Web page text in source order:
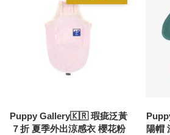
Puppy Gallery🇰🇷 瑕疵泛黃
７折 夏季外出涼感衣 櫻花粉
陽帽